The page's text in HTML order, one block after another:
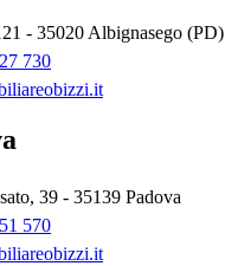
- 35020 Albignasego (PD)
730
39 - 35139 Padova
570